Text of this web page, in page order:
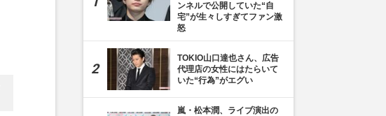
ンネルで公開していた“自
宅”が生々しすぎてファン激
怒
TOKIO山口達也さん、広告
代理店の女性にはたらいて
いた“行為”がエグい
嵐・松本潤、ライブ演出の